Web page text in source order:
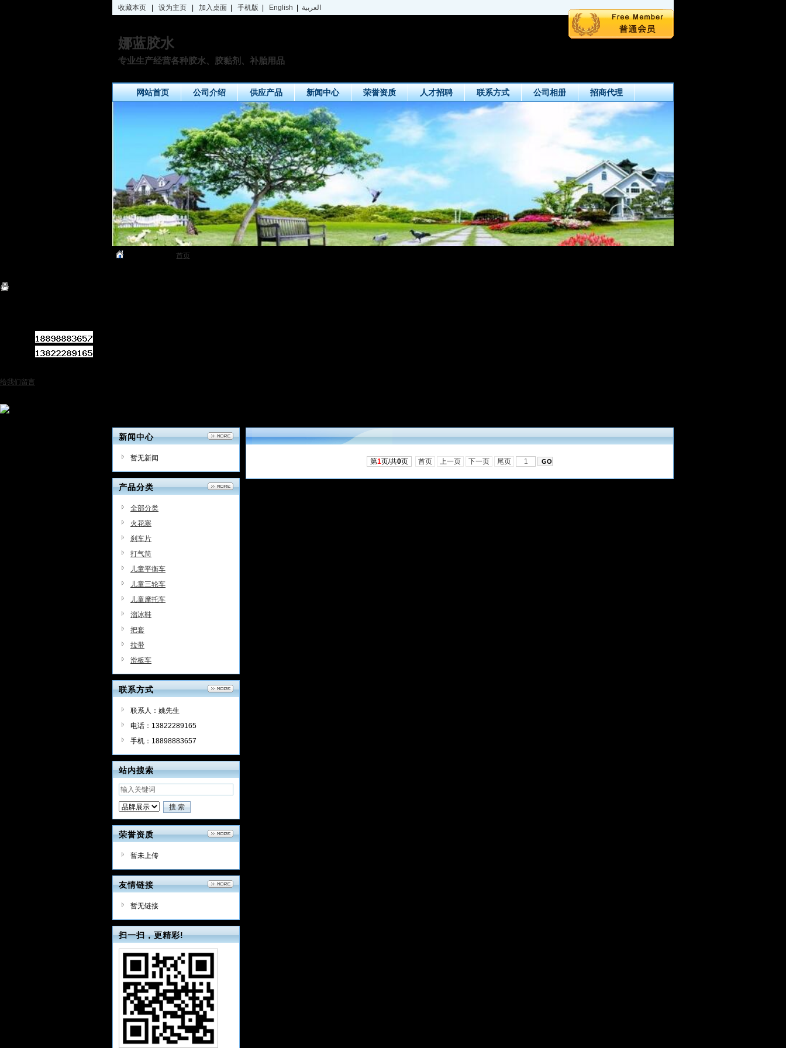
收藏本页 设为主页 加入桌面 手机版 English العربية
娜蓝胶水
专业生产经营各种胶水、胶黏剂、补胎用品
网站首页 公司介绍 供应产品 新闻中心 荣誉资质 人才招聘 联系方式 公司相册 招商代理
首页
给我们留言
新闻中心
暂无新闻
产品分类
全部分类
火花塞
刹车片
打气筒
儿童平衡车
儿童三轮车
儿童摩托车
溜冰鞋
把套
拉带
滑板车
联系方式
联系人：姚先生
电话：13822289165
手机：18898883657
站内搜索
荣誉资质
暂未上传
友情链接
暂无链接
扫一扫，更精彩!
第1页/共0页 首页 上一页 下一页 尾页